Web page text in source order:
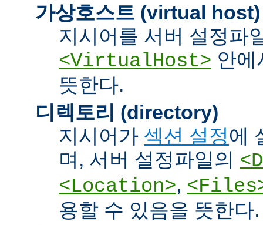
가상호스트 (virtual host)
지시어를 서버 설정파
<VirtualHost> 안에
뜻한다.
디렉토리 (directory)
지시어가 섹션 설정에
며, 서버 설정파일의
<Location>,
용할 수 있음을 뜻한다.